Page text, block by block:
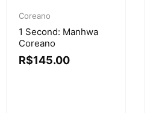
Coreano
1 Second: Manhwa
Coreano
R$145.00